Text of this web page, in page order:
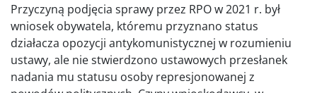
Przyczyną podjęcia sprawy przez RPO w 2021 r. był
wniosek obywatela, któremu przyznano status
działacza opozycji antykomunistycznej w rozumieniu
ustawy, ale nie stwierdzono ustawowych przesłanek
nadania mu statusu osoby represjonowanej z